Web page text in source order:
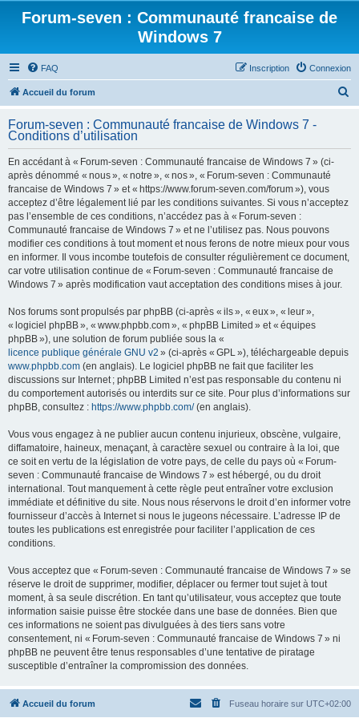
Forum-seven : Communauté francaise de
Windows 7
FAQ Connexion
Inscription
Accueil du forum
h
Forum-seven : Communauté francaise de Windows 7 -
Conditions d’utilisation
En accédant à « Forum-seven : Communauté francaise de Windows 7 » (ci-
après dénommé « nous », « notre », « nos », « Forum-seven : Communauté
francaise de Windows 7 » et « https://www.forum-seven.com/forum »), vous
acceptez d’être légalement lié par les conditions suivantes. Si vous n’acceptez
pas l’ensemble de ces conditions, n’accédez pas à « Forum-seven :
Communauté francaise de Windows 7 » et ne l’utilisez pas. Nous pouvons
modifier ces conditions à tout moment et nous ferons de notre mieux pour vous
en informer. Il vous incombe toutefois de consulter régulièrement ce document,
car votre utilisation continue de « Forum-seven : Communauté francaise de
Windows 7 » après modification vaut acceptation des conditions mises à jour.
Nos forums sont propulsés par phpBB (ci-après « ils », « eux », « leur »,
« logiciel phpBB », « www.phpbb.com », « phpBB Limited » et « équipes
phpBB »), une solution de forum publiée sous la «
licence publique générale GNU v2 » (ci-après « GPL »), téléchargeable depuis
www.phpbb.com (en anglais). Le logiciel phpBB ne fait que faciliter les
discussions sur Internet ; phpBB Limited n’est pas responsable du contenu ni
du comportement autorisés ou interdits sur ce site. Pour plus d’informations sur
phpBB, consultez : https://www.phpbb.com/(en anglais).
Vous vous engagez à ne publier aucun contenu injurieux, obscène, vulgaire,
diffamatoire, haineux, menaçant, à caractère sexuel ou contraire à la loi, que
ce soit en vertu de la législation de votre pays, de celle du pays où « Forum-
seven : Communauté francaise de Windows 7 » est hébergé, ou du droit
international. Tout manquement à cette règle peut entraîner votre exclusion
immédiate et définitive du site. Nous nous réservons le droit d’en informer votre
fournisseur d’accès à Internet si nous le jugeons nécessaire. L’adresse IP de
toutes les publications est enregistrée pour faciliter l’application de ces
conditions.
Vous acceptez que « Forum-seven : Communauté francaise de Windows 7 » se
réserve le droit de supprimer, modifier, déplacer ou fermer tout sujet à tout
moment, à sa seule discrétion. En tant qu’utilisateur, vous acceptez que toute
information saisie puisse être stockée dans une base de données. Bien que
ces informations ne soient pas divulguées à des tiers sans votre
consentement, ni « Forum-seven : Communauté francaise de Windows 7 » ni
phpBB ne peuvent être tenus responsables d’une tentative de piratage
susceptible d’entraîner la compromission des données.
Accueil du forum Fuseau horaire sur UTC+02:00